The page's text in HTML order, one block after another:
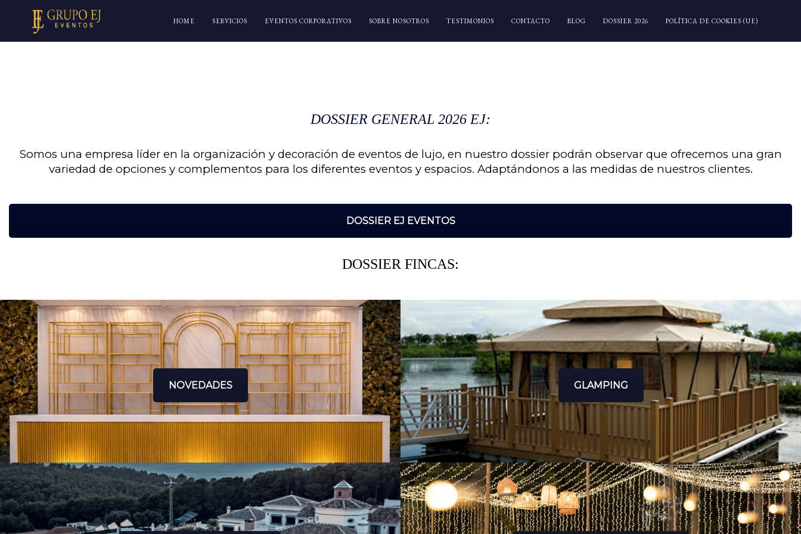
HOME SERVICIOS EVENTOS CORPORATIVOS SOBRE NOSOTROS TESTIMONIOS CONTACTO BLOG DOSSIER 2026 POLÍTICA DE COOKIES (UE)
DOSSIER GENERAL 2026 EJ:
Somos una empresa líder en la organización y decoración de eventos de lujo, en nuestro dossier podrán observar que ofrecemos una gran
variedad de opciones y complementos para los diferentes eventos y espacios. Adaptándonos a las medidas de nuestros clientes.
DOSSIER EJ EVENTOS
DOSSIER FINCAS:
NOVEDADES GLAMPING